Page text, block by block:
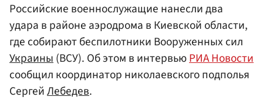
Российские военнослужащие нанесли два
удара в районе аэродрома в Киевской области,
где собирают беспилотники Вооруженных сил
Украины(ВСУ). Об этом в интервьюРИА Новости
сообщил координатор николаевского подполья
СергейЛебедев.